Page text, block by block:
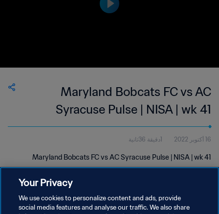
Maryland Bobcats FC vs AC
Syracuse Pulse | NISA | wk 41
16 أكتوبر 2022 1دقيقة 36ثانية
Maryland Bobcats FC vs AC Syracuse Pulse | NISA | wk 41
Your Privacy
We use cookies to personalize content and ads, provide
social media features and analyse our traffic. We also share